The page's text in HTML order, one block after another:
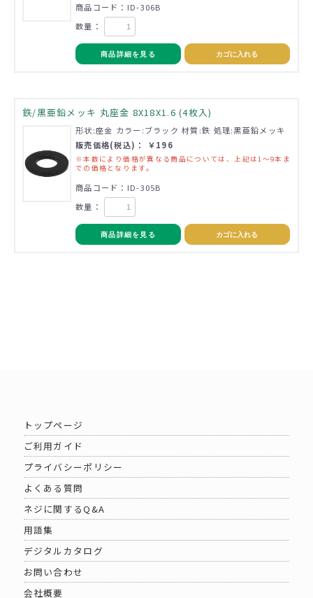
商品コード：ID-306B
数量：
商品詳細を見る カゴに入れる
鉄/黒亜鉛メッキ 丸座金 8X18X1.6 (4枚入)
形状:座金 カラー:ブラック 材質:鉄 処理:黒亜鉛メッキ
販売価格(税込)： ￥196
※本数により価格が異なる商品については、上記は1～9本ま
での価格となります。
商品コード：ID-305B
数量：
商品詳細を見る カゴに入れる
トップページ
ご利用ガイド
プライバシーポリシー
よくある質問
ネジに関するQ&A
用語集
デジタルカタログ
お問い合わせ
会社概要